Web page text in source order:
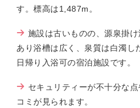
す。標高は1,487m。
施設は古いものの、源泉掛
あり浴槽は広く、泉質は白濁し
日帰り入浴可の宿泊施設です。
セキュリティーが不十分な
コミが見られます。